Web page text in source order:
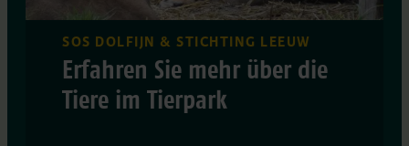
SOS DOLFIJN & STICHTING LEEUW
Erfahren Sie mehr über die
Tiere im Tierpark